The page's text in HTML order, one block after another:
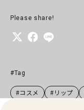
Please share!
#Tag
#コスメ #リップ